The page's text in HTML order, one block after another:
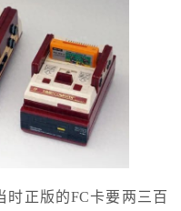
时正版的FC卡要两三百